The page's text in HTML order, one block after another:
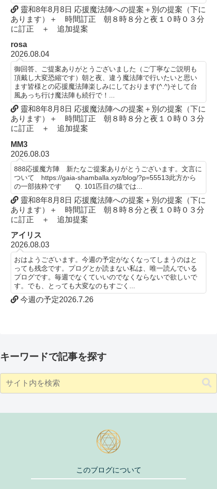
靈和8年8月8日 応援魔法陣への提案＋別の提案（下に
あります）＋ 時間訂正 朝８時８分と夜１０時０３分
に訂正 ＋ 追加提案
rosa
2026.08.04
御回答、ご提案ありがとうございました（ご丁寧なご説明も
頂戴し大変恐縮です）朝と夜、違う魔法陣で行いたいと思い
ます皆様との応援魔法陣楽しみにしております(^.^)そして台
風あっち行け魔法陣も続行で！...
靈和8年8月8日 応援魔法陣への提案＋別の提案（下に
あります）＋ 時間訂正 朝８時８分と夜１０時０３分
に訂正 ＋ 追加提案
MM3
2026.08.03
888応援魔方陣 新たなご提案ありがとうございます。文言に
ついて https://gaia-shamballa.xyz/blog/?p=55513此方から
の一部抜粋です Q. 101匹目の猿では...
靈和8年8月8日 応援魔法陣への提案＋別の提案（下に
あります）＋ 時間訂正 朝８時８分と夜１０時０３分
に訂正 ＋ 追加提案
アイリス
2026.08.03
おはようございます。今週の予定がなくなってしまうのはと
っても残念です。プログとか読まない私は、唯一読んでいる
プログです。毎週でなくていいのでなくならないで欲しいで
す。でも、とっても大変なのもすごく...
今週の予定2026.7.26
キーワードで記事を探す
このブログについて